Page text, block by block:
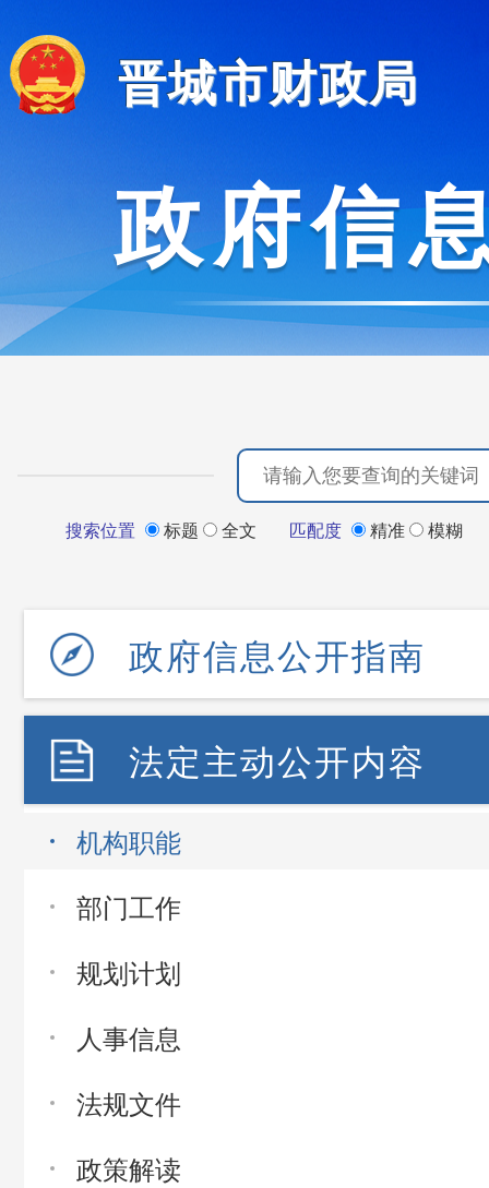
晋城市财政局
政府信
搜索位置 标题 全文 匹配度 精准 模糊
政府信息公开指南
法定主动公开内容
机构职能
部门工作
规划计划
人事信息
法规文件
政策解读